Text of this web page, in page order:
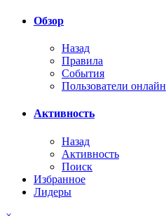
Обзор
Назад
Правила
События
Пользователи онлайн
Активность
Назад
Активность
Поиск
Избранное
Лидеры